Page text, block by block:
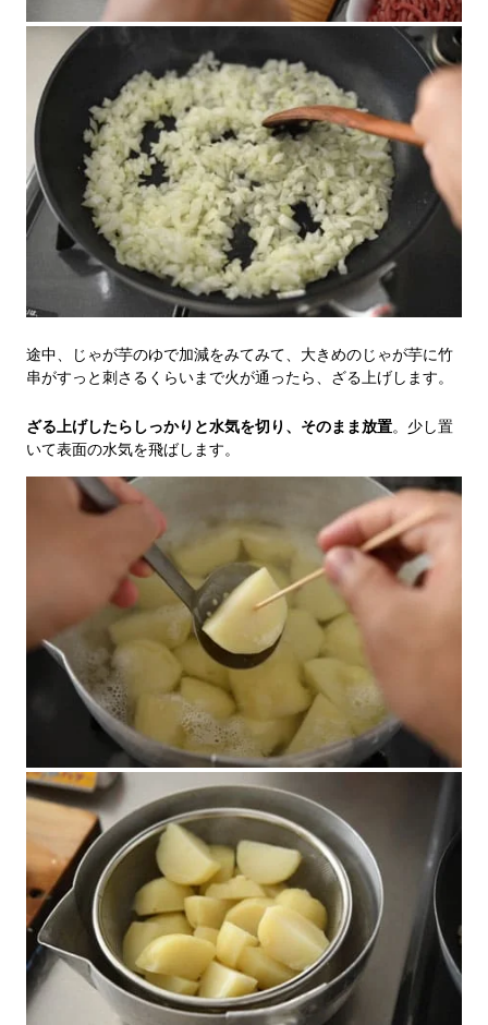
途中、じゃが芋のゆで加減をみてみて、大きめのじゃが芋に竹
串がすっと刺さるくらいまで火が通ったら、ざる上げします。
ざる上げしたらしっかりと水気を切り、そのまま放置。少し置
いて表面の水気を飛ばします。